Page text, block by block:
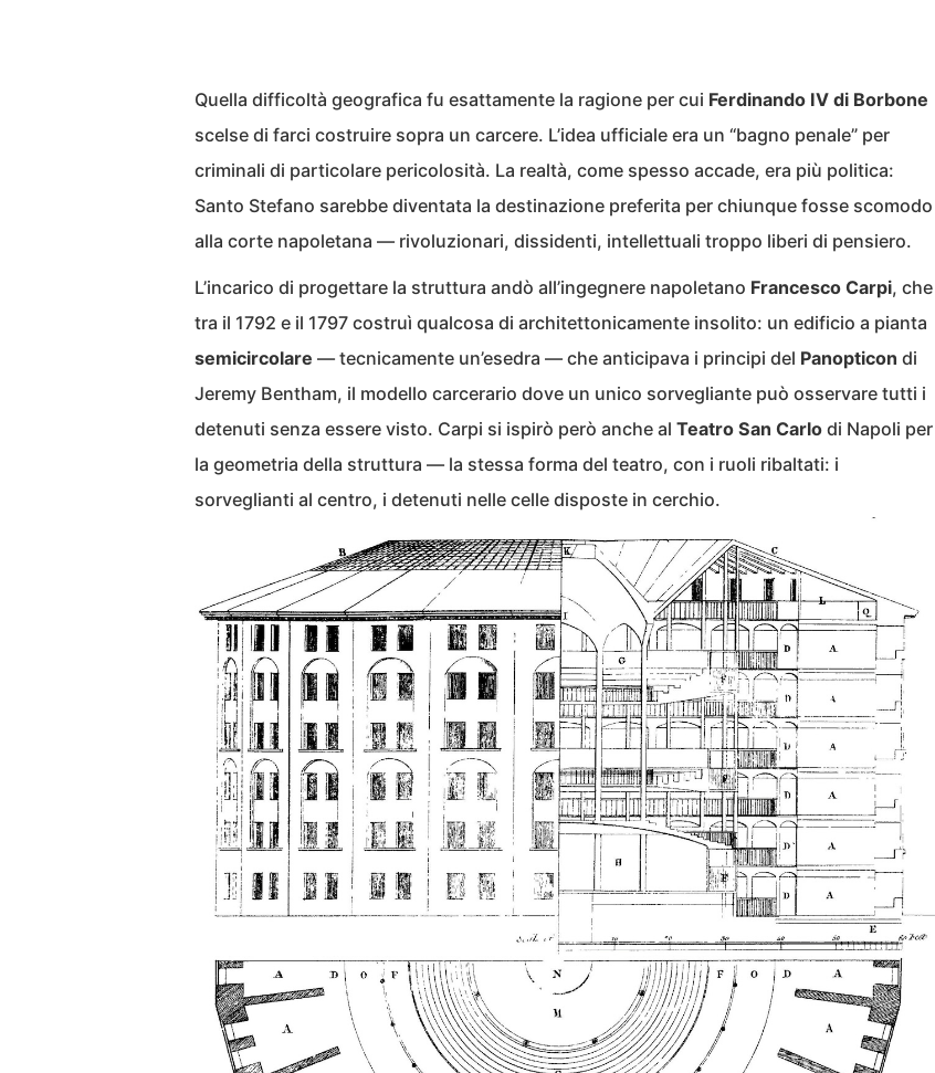
Quella difficoltà geografica fu esattamente la ragione per cui Ferdinando IV di Borbone
scelse di farci costruire sopra un carcere. L’idea ufficiale era un “bagno penale” per
criminali di particolare pericolosità. La realtà, come spesso accade, era più politica:
Santo Stefano sarebbe diventata la destinazione preferita per chiunque fosse scomodo
alla corte napoletana — rivoluzionari, dissidenti, intellettuali troppo liberi di pensiero.
L’incarico di progettare la struttura andò all’ingegnere napoletano Francesco Carpi, che
tra il 1792 e il 1797 costruì qualcosa di architettonicamente insolito: un edificio a pianta
semicircolare — tecnicamente un’esedra — che anticipava i principi del Panopticon di
Jeremy Bentham, il modello carcerario dove un unico sorvegliante può osservare tutti i
detenuti senza essere visto. Carpi si ispirò però anche al Teatro San Carlo di Napoli per
la geometria della struttura — la stessa forma del teatro, con i ruoli ribaltati: i
sorveglianti al centro, i detenuti nelle celle disposte in cerchio.